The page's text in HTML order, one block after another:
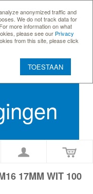
anonymized traffic and
We do not track data for
more information on what
please see our Privacy
from this site, please click
TOESTAAN
17MM WIT 100